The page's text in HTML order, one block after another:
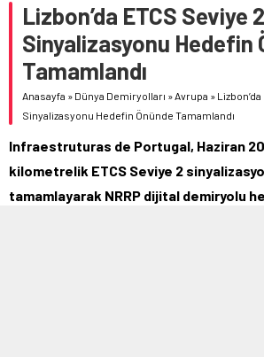
Lizbon’da ETCS Seviye 2
Sinyalizasyonu Hedefin
Tamamlandı
Anasayfa » Dünya Demiryolları »Avrupa »
Sinyalizasyonu Hedefin Önünde Tamamlandı
Infraestruturas de Portugal, Haziran
kilometrelik ETCS Seviye 2
tamamlayarak NRRP dijital demiryolu